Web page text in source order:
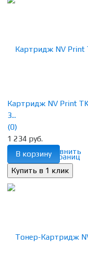
избранное сравнить
Картридж NV Print
3...
(0)
1 234 руб.
В корзину